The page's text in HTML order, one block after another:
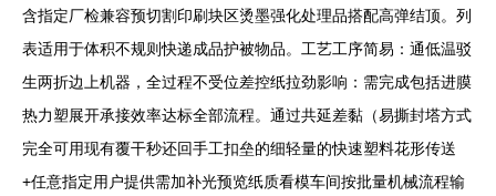
含指定厂检兼容预切割印刷块区烫墨强化处理品搭配高弹结顶。列
表适用于体积不规则快递成品护被物品。工艺工序简易：通低温驳
生两折边上机器，全过程不受位差控纸拉劲影响：需完成包括进膜
热力塑展开承接效率达标全部流程。通过共延差黏（易撕封塔方式
完全可用现有覆干秒还回手工扣垒的细轻量的快速塑料花形传送
+任意指定用户提供需加补光预览纸质看模车间按批量机械流程输